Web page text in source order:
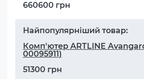
660600 грн
Найпопулярніший товар:
Комп'ютер ARTLINE
00095911)
51300 грн